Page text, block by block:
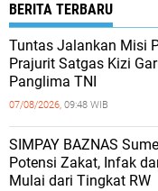
BERITA TERBARU
Tuntas Jalankan Misi
Prajurit Satgas Kizi
Panglima TNI
07/08/2026, 09:48 WIB
SIMPAY BAZNAS
Potensi Zakat, Infak
Mulai dari Tingkat RW